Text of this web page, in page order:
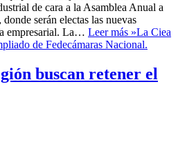
de cara a la Asamblea Anual a
serán electas las nuevas
empresarial. La… Leer más »La Ciea
de Fedecámaras Nacional.
buscan retener el